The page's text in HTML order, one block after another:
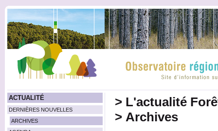
ACTUALITÉ
DERNIÈRES NOUVELLES
ARCHIVES
> L'actualité
> Archives